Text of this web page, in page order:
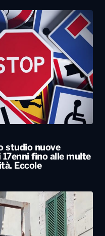
studio nuove
fino alle multe
Eccole